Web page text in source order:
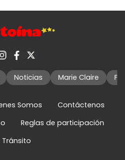
Noticias Marie Claire
Somos
Contáctenos
Reglas de participación
Tránsito